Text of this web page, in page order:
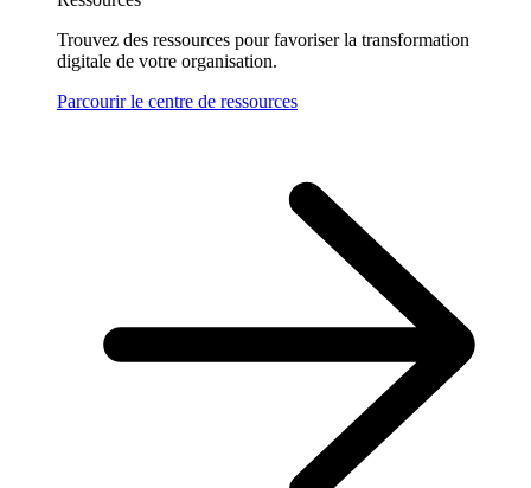
Trouvez des ressources pour favoriser la transformation
digitale de votre organisation.
Parcourir le centre de ressources